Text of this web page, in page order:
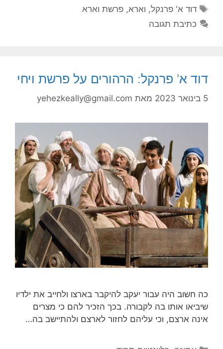
תגיות
דוד א' פרנקל, וארא,פרשת וארא
כתיבת תגובה
דוד א' פרנקל: הרהורים על פרשת ויחי
5 בינואר 2023 מאת yehezkeally@gmail.com
כה חשוב היה עבור יעקב להיקבר בארצו ולחייב את ילדיו
שיביאו אותו בה לקבורה. בכך הזכיר להם כי מצרים
אינה ארצם, וכי עליהם לחזור לארצם ולהתיישב בה…